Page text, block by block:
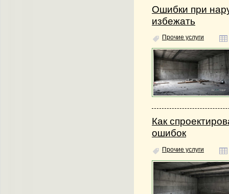
Ошибки при
избежать
Прочие услуги
Как
ошибок
Прочие услуги